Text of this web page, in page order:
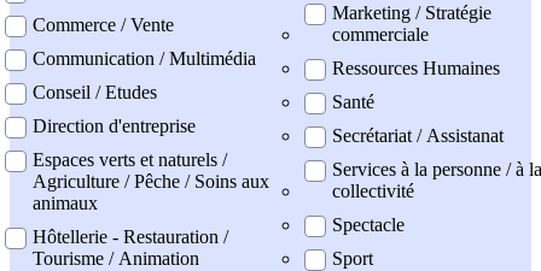
Commerce / Vente
Communication / Multimédia
Conseil / Etudes
Direction d'entreprise
Espaces verts et naturels /
Agriculture / Pêche / Soins aux
animaux
Hôtellerie - Restauration /
Tourisme / Animation
Marketing / Stratégie
commerciale
Ressources Humaines
Santé
Secrétariat / Assistanat
Services à la personne / à la
collectivité
Spectacle
Sport